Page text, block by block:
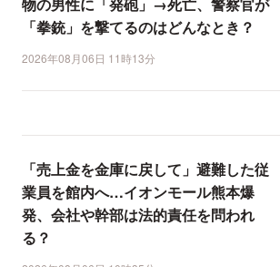
物の男性に「発砲」→死亡、警察官が
「拳銃」を撃てるのはどんなとき？
2026年08月06日 11時13分
「売上金を金庫に戻して」避難した従
業員を館内へ…イオンモール熊本爆
発、会社や幹部は法的責任を問われ
る？